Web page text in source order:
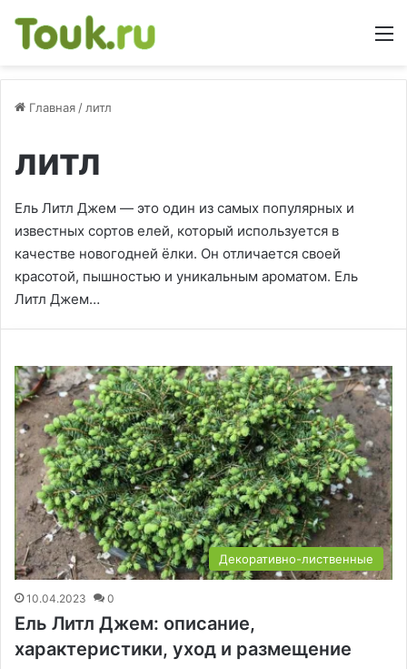
Главная / литл
литл
Ель Литл Джем — это один из самых популярных и
известных сортов елей, который используется в
качестве новогодней ёлки. Он отличается своей
красотой, пышностью и уникальным ароматом. Ель
Литл Джем…
Декоративно-лиственные
10.04.2023 0
Ель Литл Джем: описание,
характеристики, уход и размещение